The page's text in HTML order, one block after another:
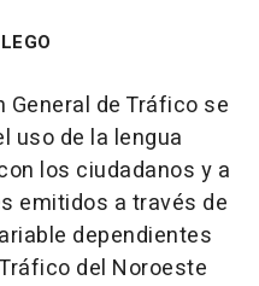
General de Tráfico se
uso de la lengua
los ciudadanos y a
emitidos a través de
dependientes
del Noroeste